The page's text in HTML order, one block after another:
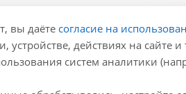
Крым
Нижний
Ростов-на-
Санкт-
вы даёте согласие на
устройстве, действиях на сайте
систем аналитики